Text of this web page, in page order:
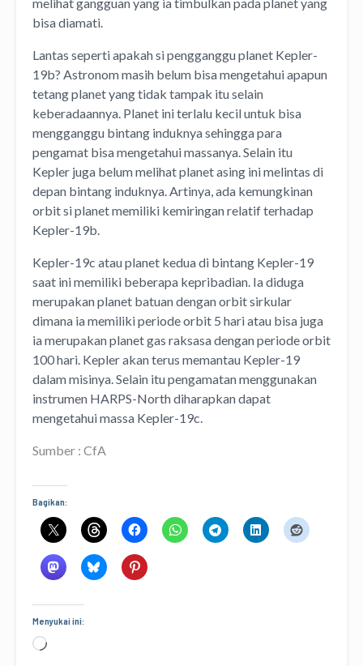
bisa diamati.
Lantas seperti apakah si pengganggu planet Kepler-
19b? Astronom masih belum bisa mengetahui apapun
tetang planet yang tidak tampak itu selain
keberadaannya. Planet ini terlalu kecil untuk bisa
mengganggu bintang induknya sehingga para
pengamat bisa mengetahui massanya. Selain itu
Kepler juga belum melihat planet asing ini melintas di
depan bintang induknya. Artinya, ada kemungkinan
orbit si planet memiliki kemiringan relatif terhadap
Kepler-19b.
Kepler-19c atau planet kedua di bintang Kepler-19
saat ini memiliki beberapa kepribadian. Ia diduga
merupakan planet batuan dengan orbit sirkular
dimana ia memiliki periode orbit 5 hari atau bisa juga
ia merupakan planet gas raksasa dengan periode orbit
100 hari. Kepler akan terus memantau Kepler-19
dalam misinya. Selain itu pengamatan menggunakan
instrumen HARPS-North diharapkan dapat
mengetahui massa Kepler-19c.
Sumber : CfA
Bagikan:
Menyukai ini:
Memuat...